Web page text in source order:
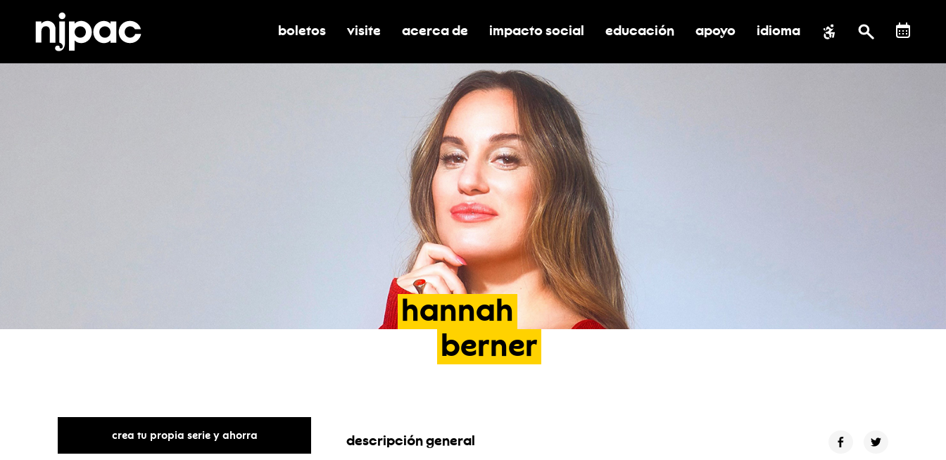
alternar submenú de boletos
boletos alternar submenú de visite
visite alternar submenú de acerca de
acerca de activar/desactivar el submenú de impacto social
impacto social alternar submenú de educación
educación alternar submenú de asistencia
apoyo idioma
hannah
berner
crea tu propia serie y ahorra descripción general